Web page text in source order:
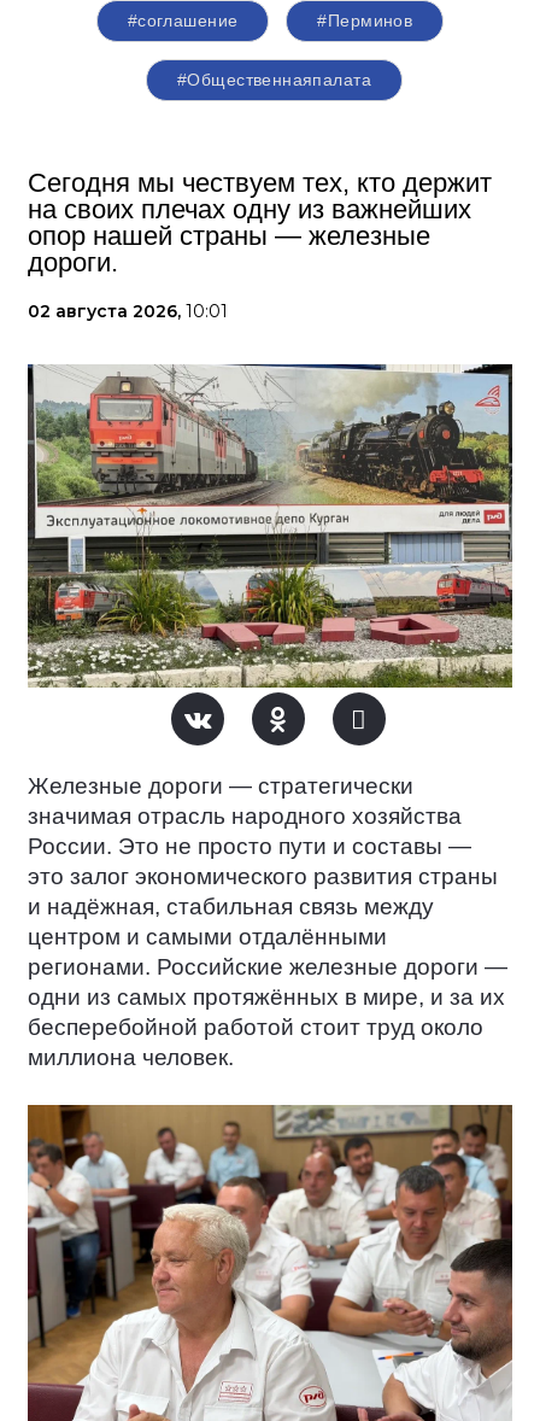
#соглашение #Перминов
#Общественнаяпалата
Сегодня мы чествуем тех, кто держит
на своих плечах одну из важнейших
опор нашей страны — железные
дороги.
02 августа 2026, 10:01
Железные дороги — стратегически
значимая отрасль народного хозяйства
России. Это не просто пути и составы —
это залог экономического развития страны
и надёжная, стабильная связь между
центром и самыми отдалёнными
регионами. Российские железные дороги —
одни из самых протяжённых в мире, и за их
бесперебойной работой стоит труд около
миллиона человек.